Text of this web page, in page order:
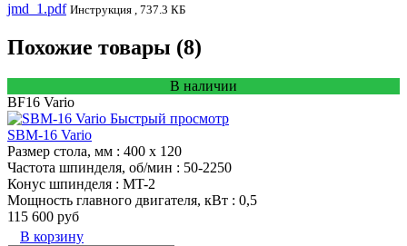
jmd_1.pdf Инструкция , 737.3 КБ
Похожие товары (8)
В наличии
BF16 Vario
Быстрый просмотр
SBM-16 Vario
Размер стола, мм : 400 x 120
Частота шпинделя, об/мин : 50-2250
Конус шпинделя : MT-2
Мощность главного двигателя, кВт : 0,5
115 600 руб
В корзину